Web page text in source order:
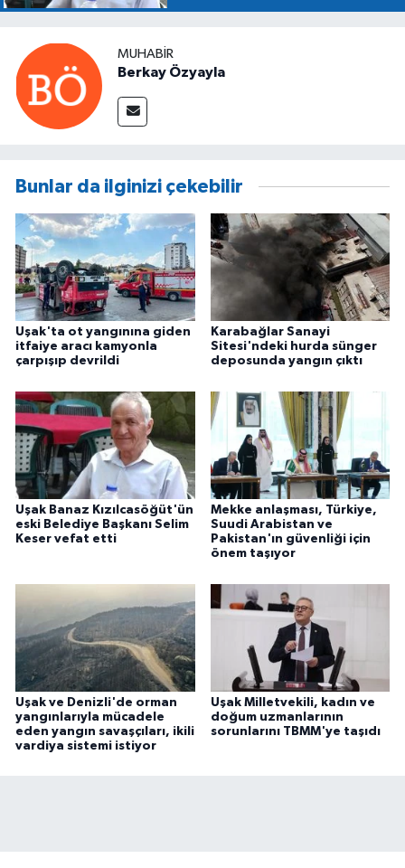
MUHABIR
Berkay Özyayla
Bunlar da ilginizi çekebilir
Uşak'ta ot yangınına giden
itfaiye aracı kamyonla
çarpışıp devrildi
Karabağlar Sanayi
Sitesi'ndeki hurda sünger
deposunda yangın çıktı
Uşak Banaz Kızılcasöğüt'ün
eski Belediye Başkanı Selim
Keser vefat etti
Mekke anlaşması, Türkiye,
Suudi Arabistan ve
Pakistan'ın güvenliği için
önem taşıyor
Uşak ve Denizli'de orman
yangınlarıyla mücadele
eden yangın savaşçıları, ikili
vardiya sistemi istiyor
Uşak Milletvekili, kadın ve
doğum uzmanlarının
sorunlarını TBMM'ye taşıdı